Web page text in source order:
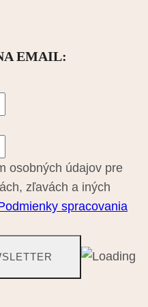
EMAIL:
osobných údajov pre
zľavách a iných
spracovania